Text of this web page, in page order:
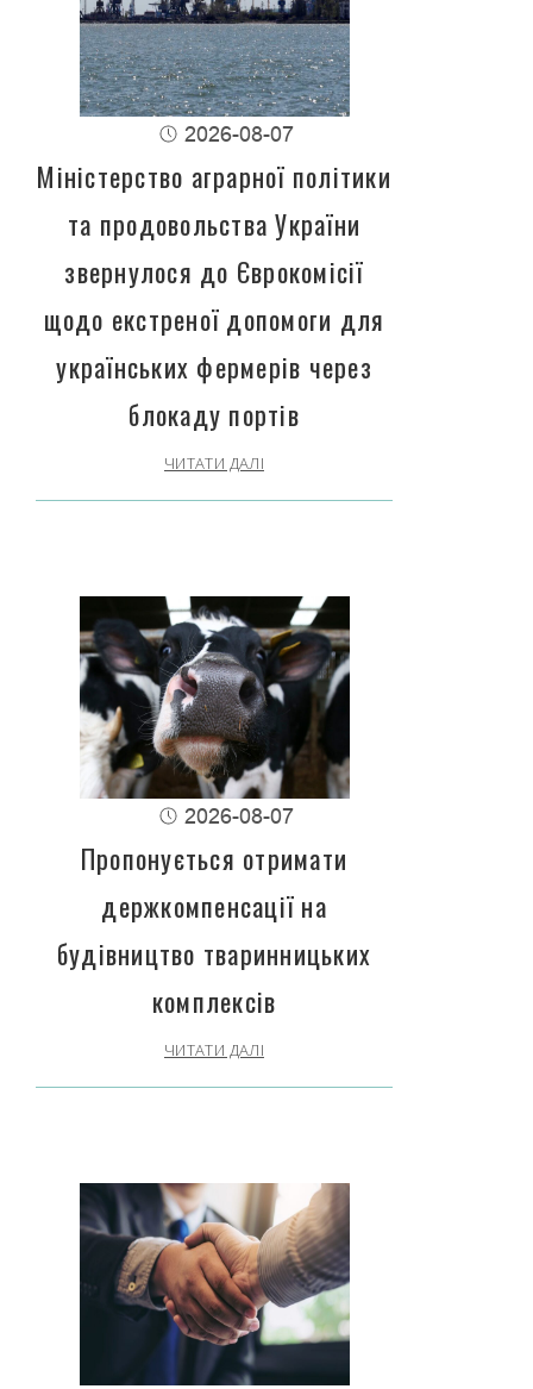
2026-08-07
Міністерство аграрної політики
та продовольства України
звернулося до Єврокомісії
щодо екстреної допомоги для
українських фермерів через
блокаду портів
ЧИТАТИ ДАЛІ
2026-08-07
Пропонується отримати
держкомпенсації на
будівництво тваринницьких
комплексів
ЧИТАТИ ДАЛІ